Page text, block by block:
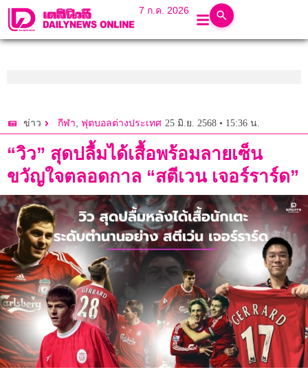
7 ก.ค. 2026
ข่าว กีฬา, ฟุตบอลต่างประเทศ 25 มิ.ย. 2568 • 15:36 น.
“วิว” สุดปลื้มได้เสื้อพร้อมลายเซ็น
ขวัญใจตลอดกาล “สตีเวน เจอร์ราร์ด”